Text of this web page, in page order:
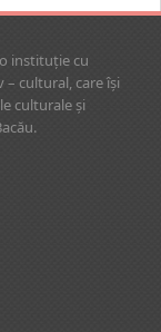
instituţie cu
cultural, care îşi
culturale şi